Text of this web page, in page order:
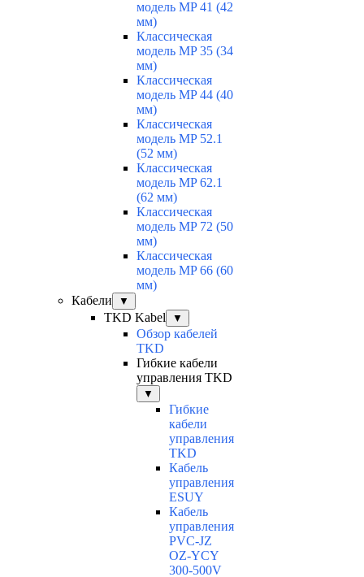
модель MP 41 (42
мм)
Классическая
модель MP 35 (34
мм)
Классическая
модель MP 44 (40
мм)
Классическая
модель MP 52.1
(52 мм)
Классическая
модель MP 62.1
(62 мм)
Классическая
модель MP 72 (50
мм)
Классическая
модель MP 66 (60
мм)
Кабели
▼
TKD Kabel ▼
Обзор кабелей
TKD
Гибкие кабели
управления TKD
▼
Гибкие
кабели
управления
TKD
Кабель
управления
ESUY
Кабель
управления
PVC-JZ
OZ-YCY
300-500V